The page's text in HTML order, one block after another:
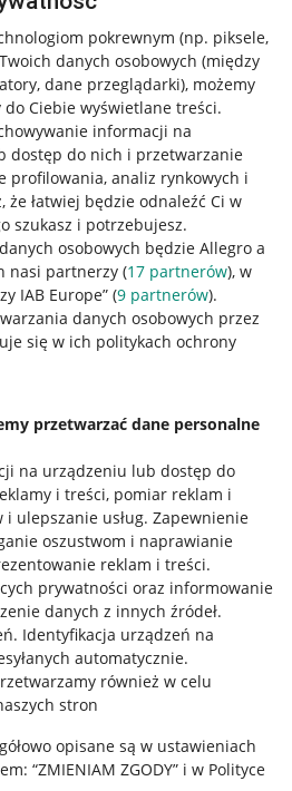
pokrewnym (np. piksele,
danych osobowych (między
dane przeglądarki), możemy
Ciebie wyświetlane treści.
informacji na
dostęp do nich i przetwarzanie
profilowania, analiz rynkowych i
że łatwiej będzie odnaleźć Ci w
szukasz i potrzebujesz.
osobowych będzie Allegro a
nasi partnerzy (17 partnerów), w
IAB Europe” (9 partnerów).
danych osobowych przez
się w ich politykach ochrony
przetwarzać dane personalne
na urządzeniu lub dostęp do
i treści, pomiar reklam i
ulepszanie usług. Zapewnienie
oszustwom i naprawianie
reklam i treści.
prywatności oraz informowanie
danych z innych źródeł.
. Identyfikacja urządzeń na
automatycznie.
również w celu
stron
opisane są w ustawieniach
“ZMIENIAM ZGODY” i w Polityce